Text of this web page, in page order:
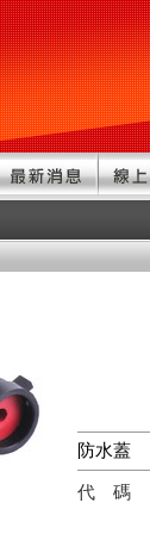
防水蓋
代碼